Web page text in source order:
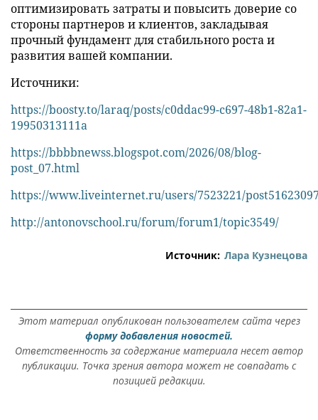
оптимизировать затраты и повысить доверие со
стороны партнеров и клиентов, закладывая
прочный фундамент для стабильного роста и
развития вашей компании.
Источники:
https://boosty.to/laraq/posts/c0ddac99-c697-48b1-82a1-
19950313111a
https://bbbbnewss.blogspot.com/2026/08/blog-
post_07.html
https://www.liveinternet.ru/users/7523221/
http://antonovschool.ru/forum/forum1/topic3549/
Источник: Лара Кузнецова
Этот материал опубликован пользователем сайта через
форму добавления новостей.
Ответственность за содержание материала несет автор
публикации. Точка зрения автора может не совпадать с
позицией редакции.